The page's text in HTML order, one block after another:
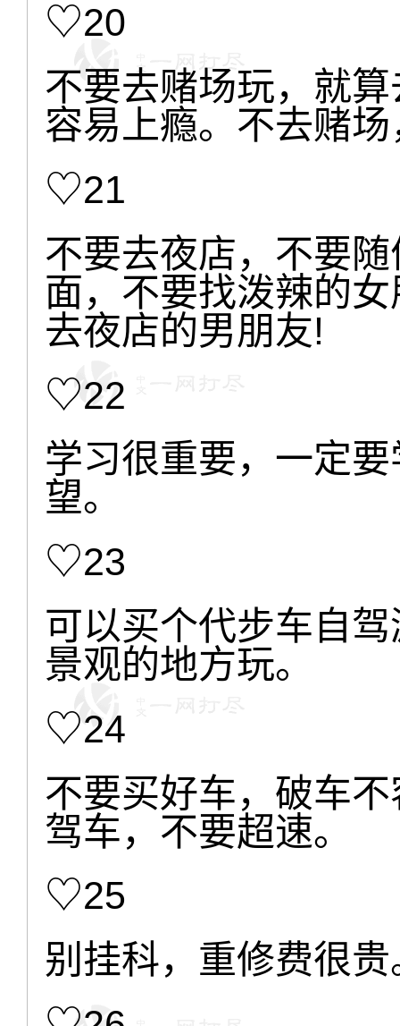
♡20
不要去赌场玩，就
容易上瘾。不去赌
♡21
不要去夜店，不要
面，不要找泼辣的
去夜店的男朋友!
♡22
学习很重要，一定
望。
♡23
可以买个代步车自
景观的地方玩。
♡24
不要买好车，破车
驾车，不要超速。
♡25
别挂科，重修费很贵